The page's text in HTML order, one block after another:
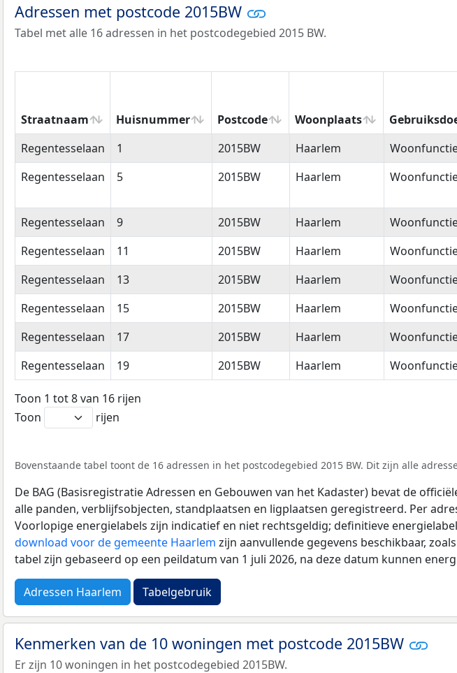
Adressen met postcode 2015BW
Tabel met alle 16 adressen in het postcodegebied 2015 BW.
Straatnaam Huisnummer Postcode Woonplaats
Straatnaam
Huisnummer Postcode Woonplaats Gebruiksdoel
Regentesselaan 1 2015BW Haarlem
Regentesselaan
5 2015BW Haarlem
Regentesselaan 9 2015BW Haarlem
Regentesselaan
11 2015BW Haarlem
Regentesselaan
13 2015BW Haarlem
Regentesselaan
15 2015BW Haarlem
Regentesselaan
17 2015BW Haarlem
Regentesselaan
19 2015BW Haarlem
Toon 1 tot 8 van 16 rijen
Toon
rijen
Bovenstaande tabel toont de 16 adressen in het postcodegebied 2015 BW. Dit zijn alle
De BAG (Basisregistratie Adressen en Gebouwen van het Kadaster) bevat de
alle panden, verblijfsobjecten, standplaatsen en ligplaatsen geregistreerd. Per
Voorlopige energielabels zijn indicatief en niet rechtsgeldig; definitieve
download voor de gemeente Haarlem zijn aanvullende gegevens beschikbaar,
tabel zijn gebaseerd op een peildatum van 1 juli 2026, na deze datum kunnen
Adressen Haarlem Tabelgebruik
Kenmerken van de 10 woningen met postcode 2015BW
Er zijn 10 woningen in het postcodegebied 2015BW.